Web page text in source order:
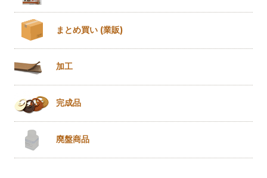
まとめ買い (業販)
加工
完成品
廃盤商品